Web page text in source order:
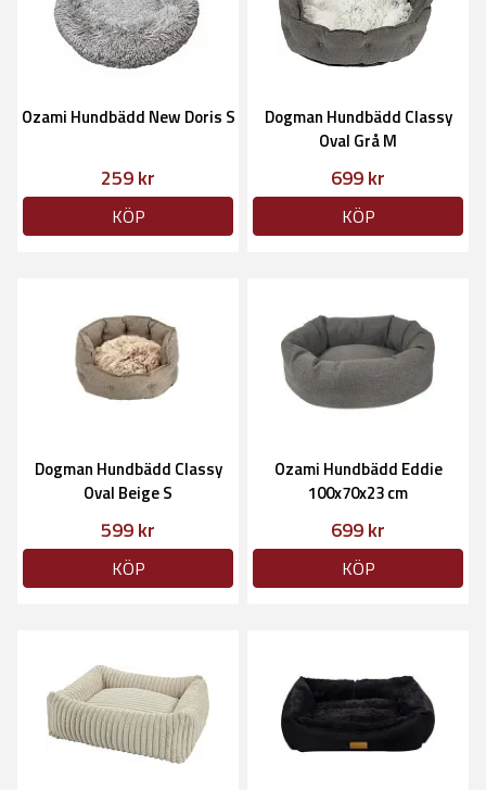
Ozami Hundbädd New Doris S
259 kr
KÖP
Dogman Hundbädd Classy
Oval Grå M
699 kr
KÖP
Dogman Hundbädd Classy
Oval Beige S
599 kr
KÖP
Ozami Hundbädd Eddie
100x70x23 cm
699 kr
KÖP